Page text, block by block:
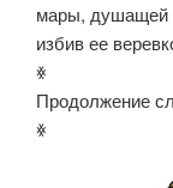
мары, душащей
избив ее
ꏍ
Продолжение
ꏍ